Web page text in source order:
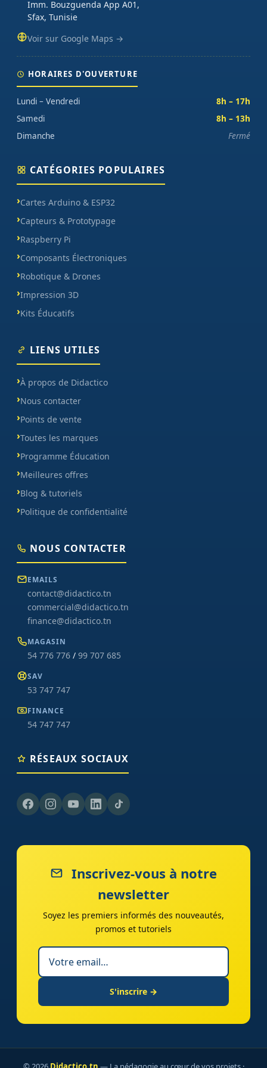
sur chaque commande.
Imm. Bouzguenda App A01,
Sfax, Tunisie
Voir sur Google Maps →
HORAIRES D'OUVERTURE
Lundi – Vendredi
8h – 17h
Samedi
8h – 13h
Dimanche
Fermé
CATÉGORIES POPULAIRES
Cartes Arduino & ESP32
Capteurs & Prototypage
Raspberry Pi
Composants Électroniques
Robotique & Drones
Impression 3D
Kits Éducatifs
LIENS UTILES
À propos de Didactico
Nous contacter
Points de vente
Toutes les marques
Programme Éducation
Meilleures offres
Blog & tutoriels
Politique de confidentialité
NOUS CONTACTER
EMAILS
contact@didactico.tn
commercial@didactico.tn
finance@didactico.tn
MAGASIN
54 776 776 / 99 707 685
SAV
53 747 747
FINANCE
54 747 747
RÉSEAUX SOCIAUX
Inscrivez-vous à notre
newsletter
Soyez les premiers informés des nouveautés,
promos et tutoriels
S'inscrire →